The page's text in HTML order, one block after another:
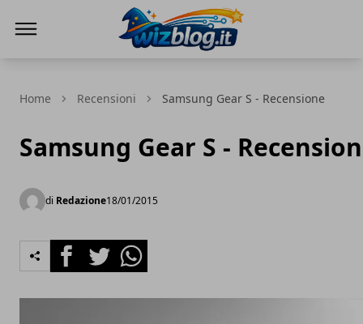
Home Recensioni Samsung Gear S - Recensione
Samsung Gear S -
di Redazione18/01/2015
FacebookTwitterWhatsapp